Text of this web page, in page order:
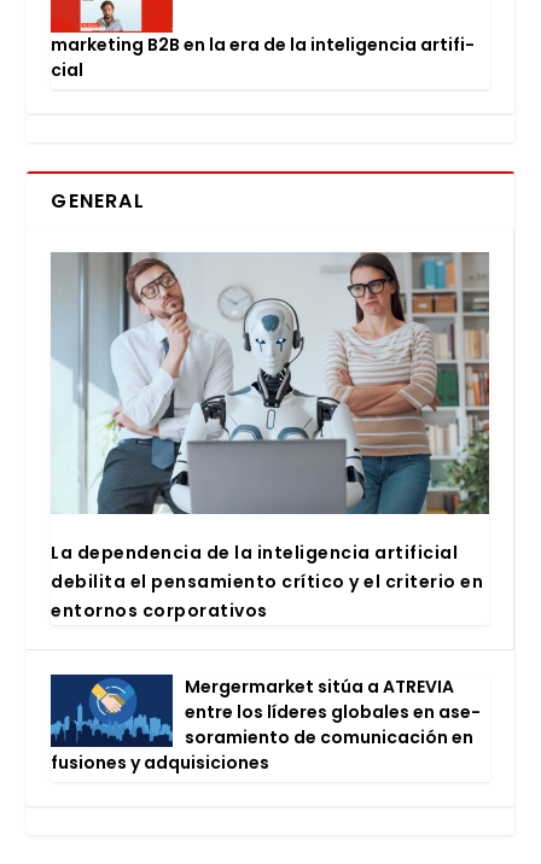
mar­ke­ting B2B en la era de la inte­li­gen­cia arti­fi­
cial
GENERAL
La depen­den­cia de la inte­li­gen­cia arti­fi­cial
debi­li­ta el pen­sa­mien­to crí­ti­co y el cri­te­rio en
entor­nos cor­po­ra­ti­vos
Mer­ger­mar­ket sitúa a ATRE­VIA
entre los líde­res glo­ba­les en ase­
so­ra­mien­to de comu­ni­ca­ción en
fusio­nes y adqui­si­cio­nes